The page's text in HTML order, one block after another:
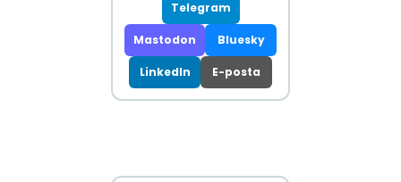
Telegram
Mastodon Bluesky
LinkedIn E-posta